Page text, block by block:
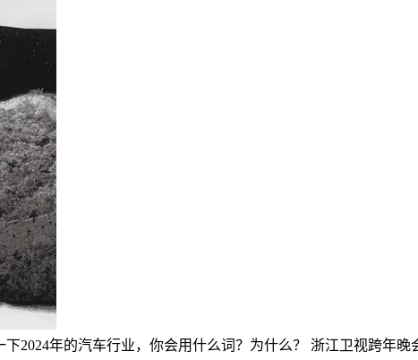
2024年的汽车行业，你会用什么词？为什么？
浙江卫视跨年晚